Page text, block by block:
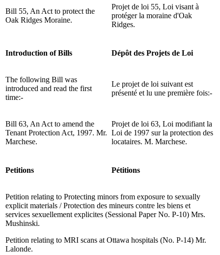
Bill 55, An Act to protect the
Oak Ridges Moraine.
Projet de loi 55, Loi visant à
protéger la moraine d'Oak
Ridges.
Introduction of Bills Dépôt des Projets de Loi
The following Bill was
introduced and read the first
time:-
Le projet de loi suivant est
présenté et lu une première fois:-
Bill 63, An Act to amend the
Tenant Protection Act, 1997. Mr.
Marchese.
Projet de loi 63, Loi modifiant la
Loi de 1997 sur la protection des
locataires. M. Marchese.
Petitions Pétitions
Petition relating to Protecting minors from exposure to sexually
explicit materials / Protection des mineurs contre les biens et
services sexuellement explicites (Sessional Paper No. P-10) Mrs.
Mushinski.
Petition relating to MRI scans at Ottawa hospitals (No. P-14) Mr.
Lalonde.